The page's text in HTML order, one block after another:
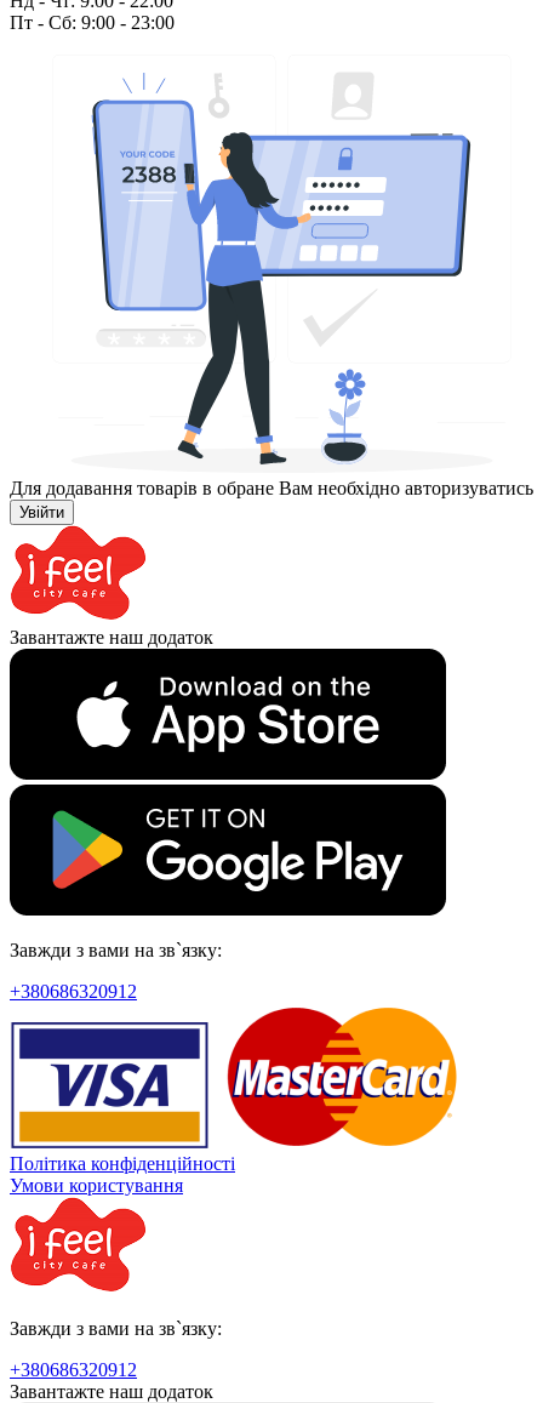
Пт - Сб: 9:00 - 23:00
Для додавання товарів в обране Вам необхідно авторизуватись
Увійти
Завантажте наш додаток
Завжди з вами на зв`язку:
+380686320912
Політика конфіденційності
Умови користування
Завжди з вами на зв`язку:
+380686320912
Завантажте наш додаток